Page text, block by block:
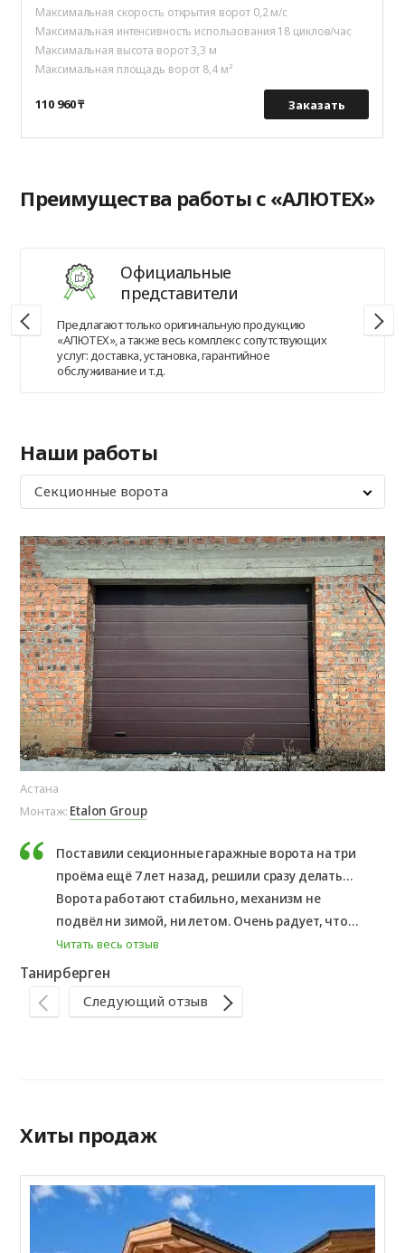
Максимальная скорость открытия ворот 0,2 м/с
Максимальная интенсивность использования 18 циклов/час
Максимальная высота ворот 3,3 м
Максимальная площадь ворот 8,4 м²
110 960 ₸ Заказать
Преимущества работы с «АЛЮТЕХ»
Официальные
представители
Предлагают только оригинальную продукцию
«АЛЮТЕХ», а также весь комплекс сопутствующих
услуг: доставка, установка, гарантийное
обслуживание и т.д.
Наши работы
Секционные ворота
Астана
Монтаж: Etalon Group
Поставили секционные гаражные ворота на три
проёма ещё 7 лет назад, решили сразу делать
всё качественно и в одном стиле. За всё это
время ни разу не пожалели о выборе.
Ворота работают стабильно, механизм не
подвёл ни зимой, ни летом. Очень радует, что
за столько лет ничего...
Читать весь отзыв
Танирберген
Следующий отзыв
Хиты продаж